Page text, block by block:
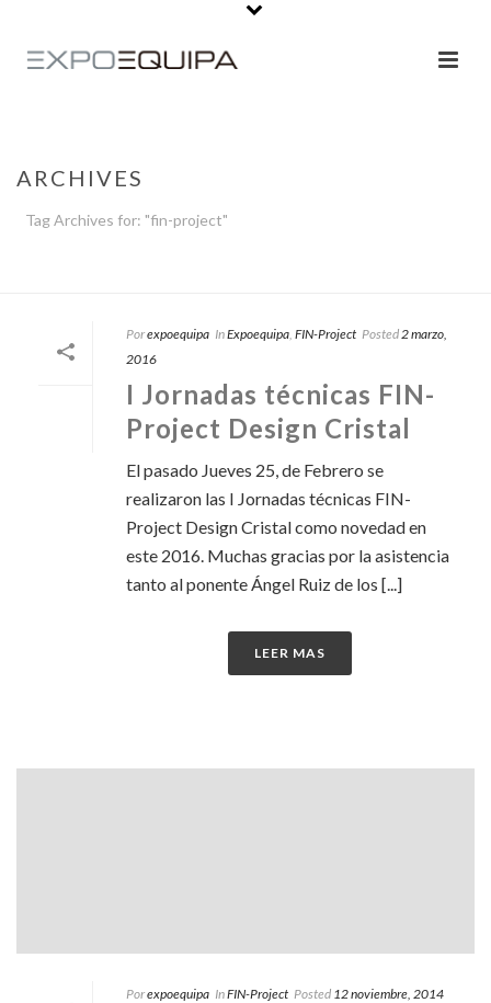
ARCHIVES
Tag Archives for: "fin-project"
Porexpoequipa InExpoequipa, FIN-Project Posted2 marzo,
2016
I Jornadas técnicas FIN-
Project Design Cristal
El pasado Jueves 25, de Febrero se
realizaron las I Jornadas técnicas FIN-
Project Design Cristal como novedad en
este 2016. Muchas gracias por la asistencia
tanto al ponente Ángel Ruiz de los [...]
LEER MAS
Porexpoequipa InFIN-Project Posted 12 noviembre, 2014